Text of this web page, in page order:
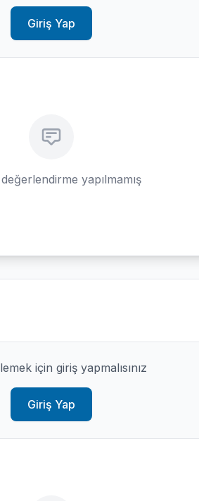
Giriş Yap
yapılmamış
için giriş yapmalısınız
Giriş Yap